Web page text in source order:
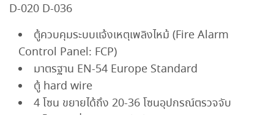
D-020 D-036
ตู้ควบคุมระบบแจ้งเหตุเพลิงไหม้ (Fire Alarm
Control Panel: FCP)
มาตรฐาน EN-54 Europe Standard
ตู้ hard wire
4 โซน ขยายได้ถึง 20-36 โซนอุปกรณ์ตรวจจับ